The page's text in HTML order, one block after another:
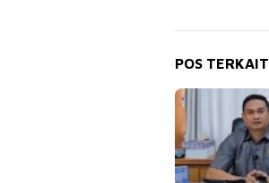
POS TERKAIT